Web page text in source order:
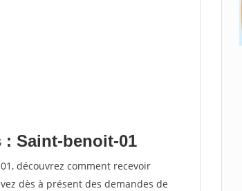
Saint-benoit-01
découvrez comment recevoir
dès à présent des demandes de